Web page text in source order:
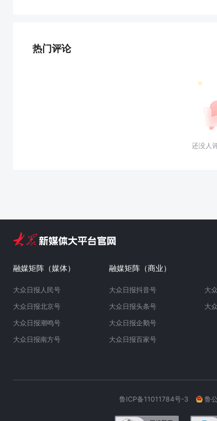
热门评论
还没人
融媒矩阵（媒体）
大众日报人民号
大众日报北京号
大众日报潮鸣号
大众日报南方号
融媒矩阵（商业）
大众日报抖音号
大众日报头条号
大众日报企鹅号
大众日报百家号
大
大
鲁ICP备11011784号-3 鲁